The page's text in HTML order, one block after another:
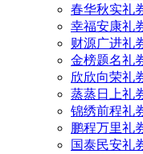
春华秋实礼
幸福安康礼
财源广进礼
金榜题名礼
欣欣向荣礼
蒸蒸日上礼
锦绣前程礼
鹏程万里礼
国泰民安礼